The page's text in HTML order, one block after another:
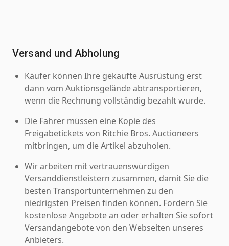
Versand und Abholung
Käufer können Ihre gekaufte Ausrüstung erst
dann vom Auktionsgelände abtransportieren,
wenn die Rechnung vollständig bezahlt wurde.
Die Fahrer müssen eine Kopie des
Freigabetickets von Ritchie Bros. Auctioneers
mitbringen, um die Artikel abzuholen.
Wir arbeiten mit vertrauenswürdigen
Versanddienstleistern zusammen, damit Sie die
besten Transportunternehmen zu den
niedrigsten Preisen finden können. Fordern Sie
kostenlose Angebote an oder erhalten Sie sofort
Versandangebote von den Webseiten unseres
Anbieters.